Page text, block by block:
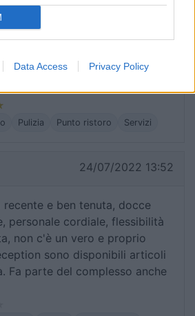
Data Access Privacy Policy
Personale gentilissimo
sia per il ristorante.
Ottimo rapporto qualità-
Pulizia Punto ristoro Servizi
24/07/2022 13:52
e ben tenuta, docce
personale cordiale, flessibilità
non c'è un vero e proprio
sono disponibili articoli
Fa parte del complesso anche